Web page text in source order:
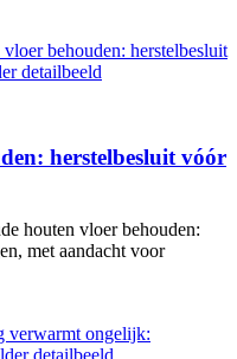
herstelbesluit vóór
houten vloer behouden:
met aandacht voor